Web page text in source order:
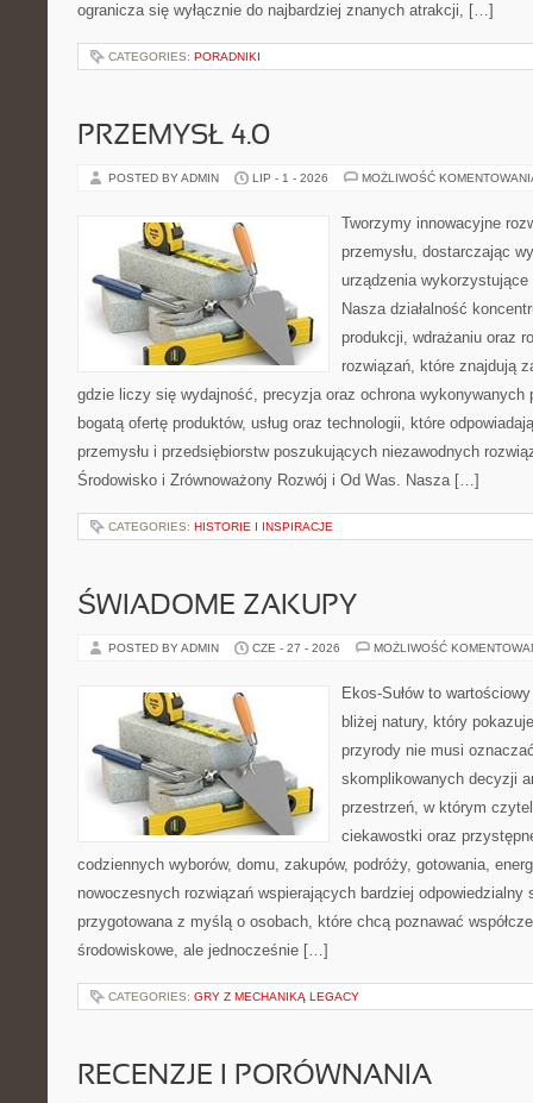
ogranicza się wyłącznie do najbardziej znanych atrakcji, […]
CATEGORIES: PORADNIKI
PRZEMYSŁ 4.0
POSTED BY ADMIN LIP - 1 - 2026 MOŻLIWOŚĆ
Tworzymy innowacyjne
przemysłu, dostarczając
urządzenia
Nasza działalność
produkcji, wdrażaniu oraz
rozwiązań, które znajdują
gdzie liczy się wydajność, precyzja oraz ochrona wykonywanych
bogatą ofertę produktów, usług oraz technologii, które
przemysłu i przedsiębiorstw poszukujących niezawodnych
Środowisko i Zrównoważony Rozwój i Od Was. Nasza […]
CATEGORIES: HISTORIE I INSPIRACJE
ŚWIADOME ZAKUPY
POSTED BY ADMIN CZE - 27 - 2026 MOŻLIWOŚĆ
Ekos-Sułów to
bliżej natury, który
przyrody nie musi
skomplikowanych decyzji
przestrzeń, w którym
ciekawostki oraz
codziennych wyborów, domu, zakupów, podróży, gotowania,
nowoczesnych rozwiązań wspierających bardziej odpowiedzialny
przygotowana z myślą o osobach, które chcą poznawać
środowiskowe, ale jednocześnie […]
CATEGORIES: GRY Z MECHANIKĄ LEGACY
RECENZJE I PORÓWNANIA